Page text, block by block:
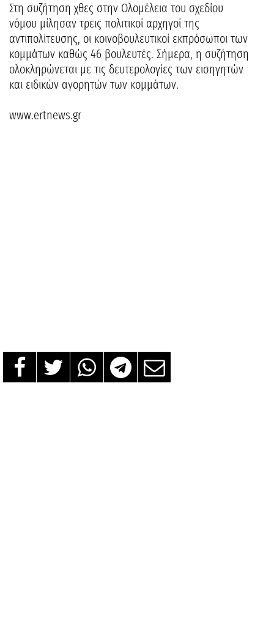
Στη συζήτηση χθες στην Ολομέλεια του σχεδίου
νόμου μίλησαν τρεις πολιτικοί αρχηγοί της
αντιπολίτευσης, οι κοινοβουλευτικοί εκπρόσωποι των
κομμάτων καθώς 46 βουλευτές. Σήμερα, η συζήτηση
ολοκληρώνεται με τις δευτερολογίες των εισηγητών
και ειδικών αγορητών των κομμάτων.
www.ertnews.gr